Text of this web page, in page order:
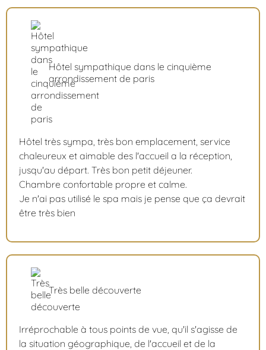
Hôtel sympathique dans le cinquième
arrondissement de paris
Hôtel très sympa, très bon emplacement, service
chaleureux et aimable des l'accueil a la réception,
jusqu'au départ. Très bon petit déjeuner.
Chambre confortable propre et calme.
Je n'ai pas utilisé le spa mais je pense que ça devrait
être très bien
Très belle découverte
Irréprochable à tous points de vue, qu'il s'agisse de
la situation géographique, de l'accueil et de la